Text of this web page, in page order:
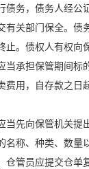
债务，债务人经公
有关部门保全。债
止。债权人有权向
当承担保管期间标
费用，自存款之日
当先向保管机关提
名称、种类、数量
仓管员应提交仓单